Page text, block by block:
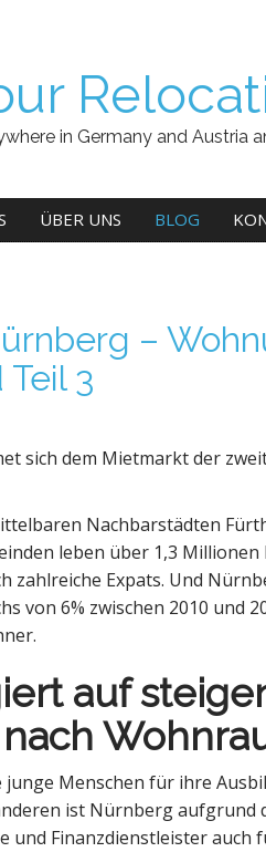
in Germany and Austria
ÜBER UNS BLOG
–
3
sich dem Mietmarkt der
Nachbarstädten
leben über 1,3
zahlreiche Expats. Und
von 6% zwischen 2010 und
auf
junge Menschen für ihre
ist Nürnberg aufgrund
und Finanzdienstleister auch